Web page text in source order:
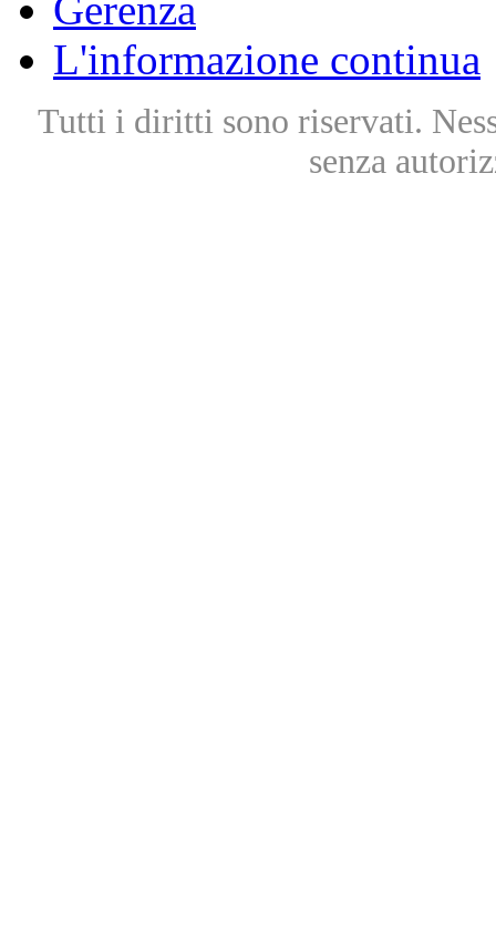
L'informazione continua
Tutti i diritti sono riservati.
senza